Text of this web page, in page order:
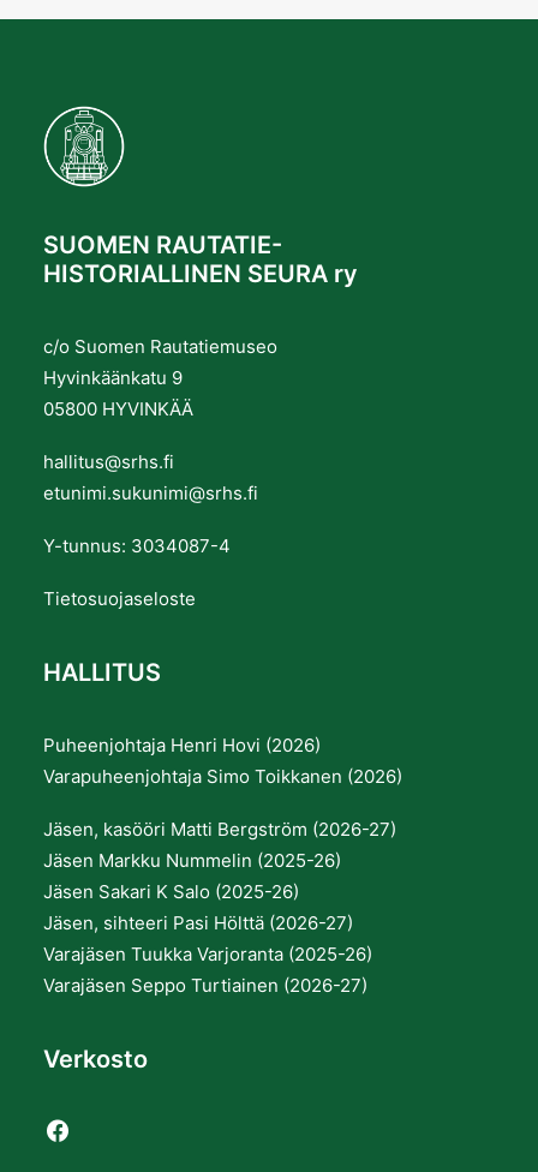
SUOMEN RAUTATIE-
HISTORIALLINEN SEURA ry
c/o Suomen Rautatiemuseo
Hyvinkäänkatu 9
05800 HYVINKÄÄ
hallitus@srhs.fi
etunimi.sukunimi@srhs.fi
Y-tunnus: 3034087-4
Tietosuojaseloste
HALLITUS
Puheenjohtaja Henri Hovi (2026)
Varapuheenjohtaja Simo Toikkanen (2026)
Jäsen, kasööri Matti Bergström (2026-27)
Jäsen Markku Nummelin (2025-26)
Jäsen Sakari K Salo (2025-26)
Jäsen, sihteeri Pasi Hölttä (2026-27)
Varajäsen Tuukka Varjoranta (2025-26)
Varajäsen Seppo Turtiainen (2026-27)
Verkosto